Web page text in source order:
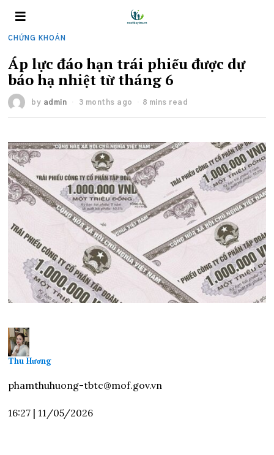
CHỨNG KHOÁN
Áp lực đáo hạn trái phiếu được dự
báo hạ nhiệt từ tháng 6
by admin 3 months ago 8 mins read
Thu Hương
phamthuhuong-tbtc@mof.gov.vn
16:27 | 11/05/2026